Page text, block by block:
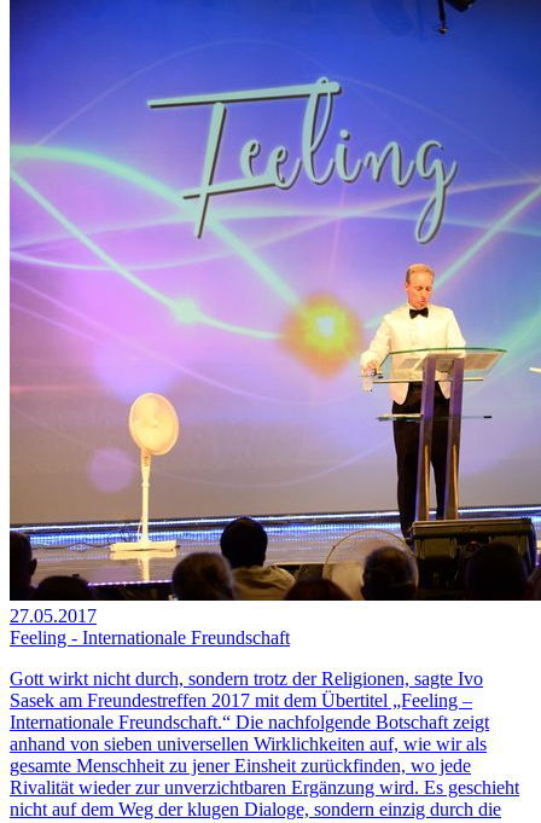
27.05.2017
Feeling - Internationale Freundschaft
Gott wirkt nicht durch, sondern trotz der Religionen, sagte Ivo
Sasek am Freundestreffen 2017 mit dem Übertitel „Feeling –
Internationale Freundschaft.“ Die nachfolgende Botschaft zeigt
anhand von sieben universellen Wirklichkeiten auf, wie wir als
gesamte Menschheit zu jener Einsheit zurückfinden, wo jede
Rivalität wieder zur unverzichtbaren Ergänzung wird. Es geschieht
nicht auf dem Weg der klugen Dialoge, sondern einzig durch die